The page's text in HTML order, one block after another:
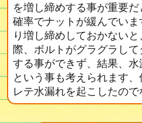
を増し締めする事が重要
確率でナットが緩んでい
り増し締めしておかない
際、ボルトがグラグラし
する事ができず、結果、
という事も考えられます
レテ水漏れを起こしたので